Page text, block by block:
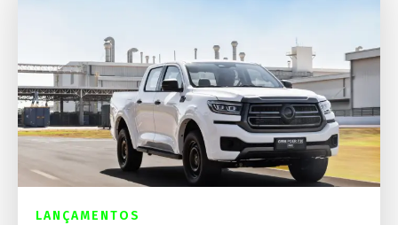
LANÇAMENTOS